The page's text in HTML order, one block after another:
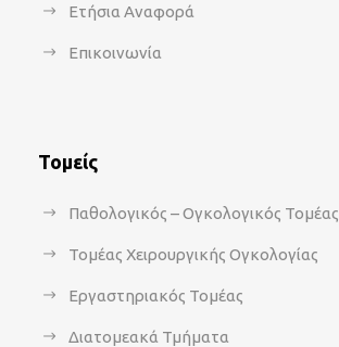
Ετήσια Αναφορά
Επικοινωνία
Τομείς
Παθολογικός – Ογκολογικός Τομέας
Τομέας Χειρουργικής Ογκολογίας
Εργαστηριακός Τομέας
Διατομεακά Τμήματα